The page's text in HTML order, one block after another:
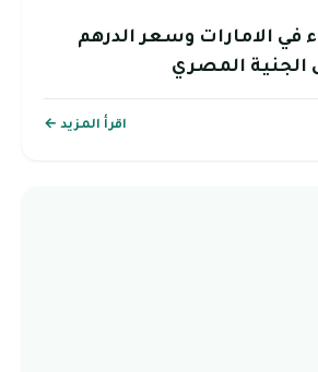
في الامارات وسعر الدرهم
الجنية المصري
اقرأ المزيد ←